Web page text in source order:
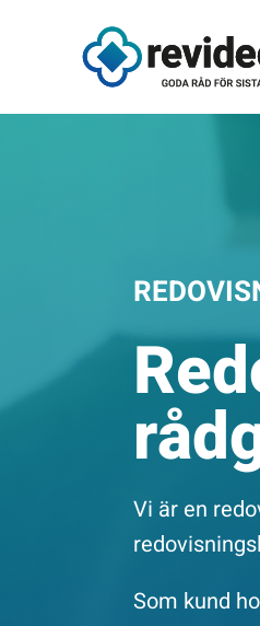
Vi är en
Som kund